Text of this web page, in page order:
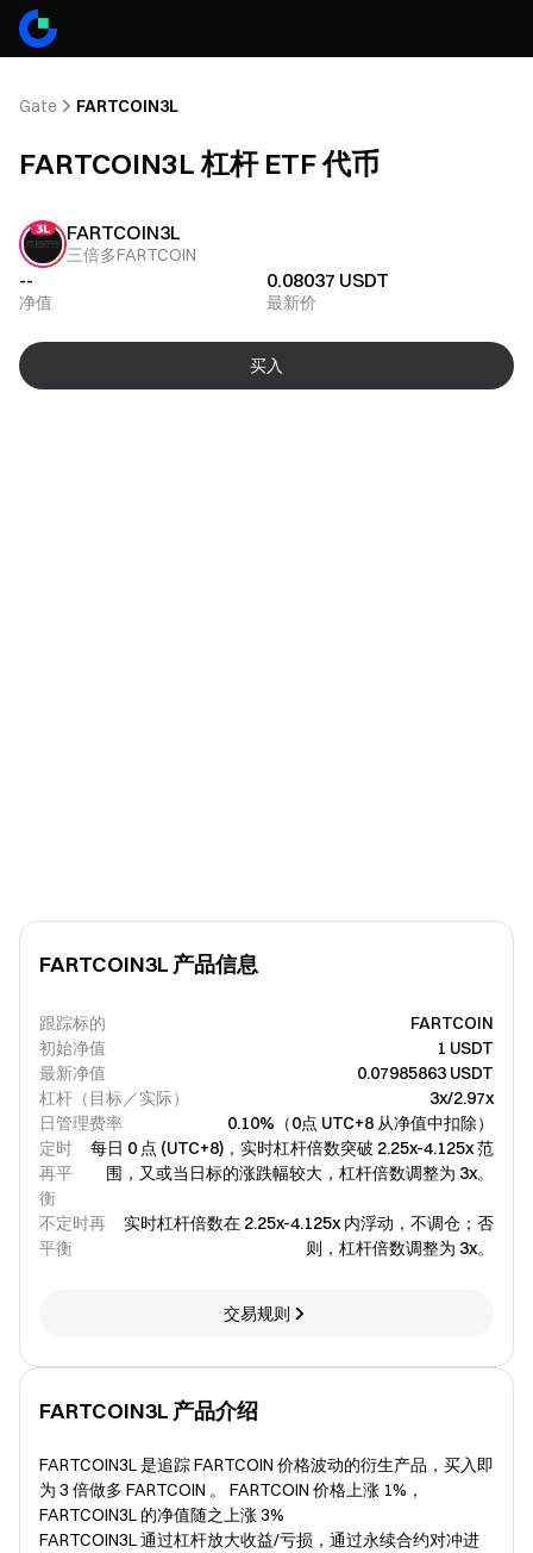
Gate FARTCOIN3L
FARTCOIN3L 杠杆 ETF 代币
FARTCOIN3L
三倍多FARTCOIN
--
净值
0.08037 USDT
最新价
买入
FARTCOIN3L 产品信息
跟踪标的
FARTCOIN
初始净值
1 USDT
最新净值
0.07985863 USDT
杠杆（目标／实际）
3x/2.97x
日管理费率
0.10%（0点 UTC+8 从净值中扣除）
定时
再平
衡
每日 0 点 (UTC+8)，实时杠杆倍数突破 2.25x-4.125x 范
围，又或当日标的涨跌幅较大，杠杆倍数调整为 3x。
不定时再
平衡
实时杠杆倍数在 2.25x-4.125x 内浮动，不调仓；否
则，杠杆倍数调整为 3x。
交易规则
FARTCOIN3L 产品介绍
FARTCOIN3L 是追踪 FARTCOIN 价格波动的衍生产品，买入即
为 3 倍做多 FARTCOIN 。 FARTCOIN 价格上涨 1%，
FARTCOIN3L 的净值随之上涨 3%
FARTCOIN3L 通过杠杆放大收益/亏损，通过永续合约对冲进